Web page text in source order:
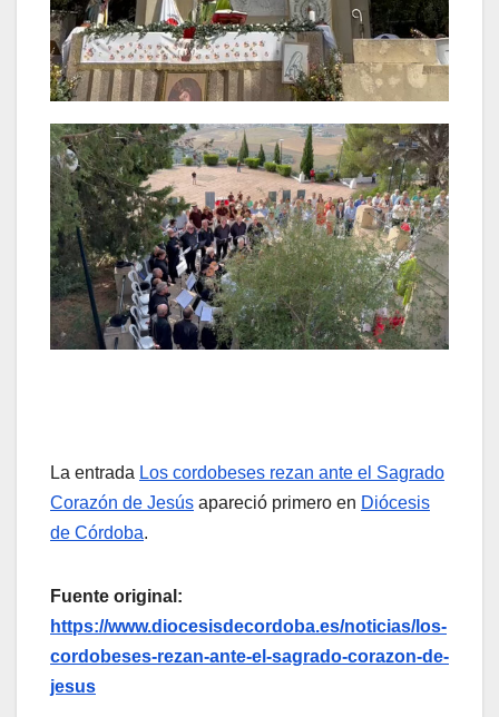
La entrada Los cordobeses rezan ante el Sagrado
Corazón de Jesús apareció primero en Diócesis
de Córdoba.
Fuente original:
https://www.diocesisdecordoba.es/noticias/los-
cordobeses-rezan-ante-el-sagrado-corazon-de-
jesus